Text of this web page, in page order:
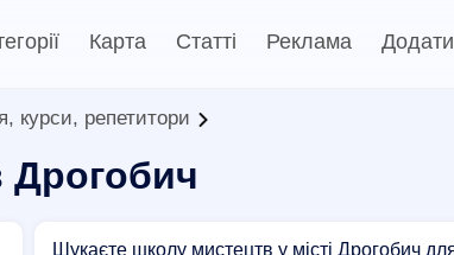
Карта Статті Реклама Додати
курси, репетитори
Дрогобич
Шукаєте школу мистецтв у місті Дрогобич